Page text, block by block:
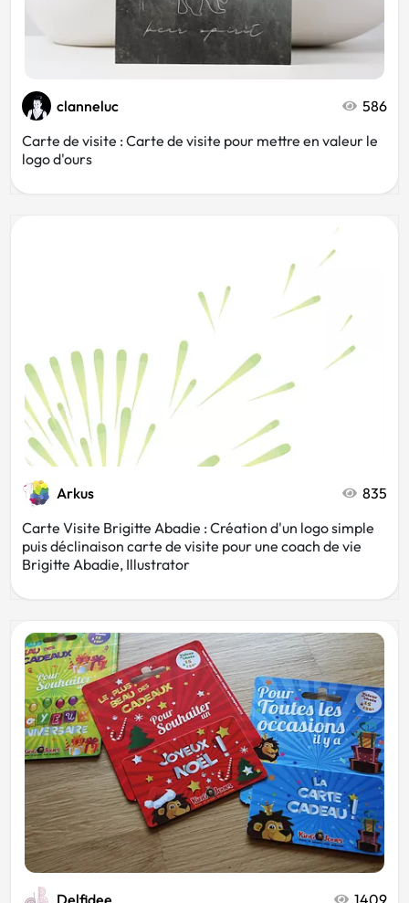
clanneluc
586
Carte de visite : Carte de visite pour mettre en valeur le
logo d'ours
Arkus
835
Carte Visite Brigitte Abadie : Création d'un logo simple
puis déclinaison carte de visite pour une coach de vie
Brigitte Abadie, Illustrator